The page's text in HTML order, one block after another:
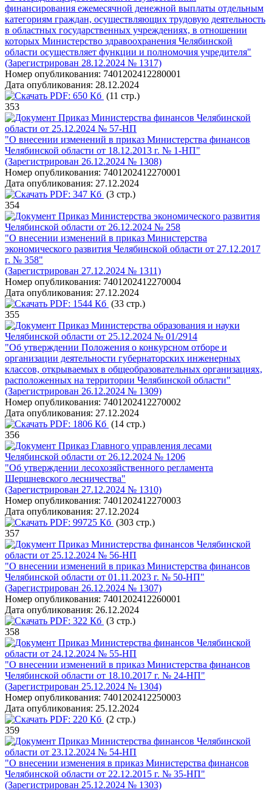
финансирования ежемесячной денежной выплаты отдельным
категориям граждан, осуществляющих трудовую деятельность
в областных государственных учреждениях, в отношении
которых Министерство здравоохранения Челябинской
области осуществляет функции и полномочия учредителя"
(Зарегистрирован 28.12.2024 № 1317)
Номер опубликования: 7401202412280001
Дата опубликования: 28.12.2024
PDF: 650 Кб (11 стр.)
353
Приказ Министерства финансов Челябинской
области от 25.12.2024 № 57-НП
"О внесении изменений в приказ Министерства финансов
Челябинской области от 18.12.2013 г. № 1-НП"
(Зарегистрирован 26.12.2024 № 1308)
Номер опубликования: 7401202412270001
Дата опубликования: 27.12.2024
PDF: 347 Кб (3 стр.)
354
Приказ Министерства экономического развития
Челябинской области от 26.12.2024 № 258
"О внесении изменений в приказ Министерства
экономического развития Челябинской области от 27.12.2017
г. № 358"
(Зарегистрирован 27.12.2024 № 1311)
Номер опубликования: 7401202412270004
Дата опубликования: 27.12.2024
PDF: 1544 Кб (33 стр.)
355
Приказ Министерства образования и науки
Челябинской области от 25.12.2024 № 01/2914
"Об утверждении Положения о конкурсном отборе и
организации деятельности губернаторских инженерных
классов, открываемых в общеобразовательных организациях,
расположенных на территории Челябинской области"
(Зарегистрирован 26.12.2024 № 1309)
Номер опубликования: 7401202412270002
Дата опубликования: 27.12.2024
PDF: 1806 Кб (14 стр.)
356
Приказ Главного управления лесами
Челябинской области от 26.12.2024 № 1206
"Об утверждении лесохозяйственного регламента
Шершневского лесничества"
(Зарегистрирован 27.12.2024 № 1310)
Номер опубликования: 7401202412270003
Дата опубликования: 27.12.2024
PDF: 99725 Кб (303 стр.)
357
Приказ Министерства финансов Челябинской
области от 25.12.2024 № 56-НП
"О внесении изменений в приказ Министерства финансов
Челябинской области от 01.11.2023 г. № 50-НП"
(Зарегистрирован 26.12.2024 № 1307)
Номер опубликования: 7401202412260001
Дата опубликования: 26.12.2024
PDF: 322 Кб (3 стр.)
358
Приказ Министерства финансов Челябинской
области от 24.12.2024 № 55-НП
"О внесении изменений в приказ Министерства финансов
Челябинской области от 18.10.2017 г. № 24-НП"
(Зарегистрирован 25.12.2024 № 1304)
Номер опубликования: 7401202412250003
Дата опубликования: 25.12.2024
PDF: 220 Кб (2 стр.)
359
Приказ Министерства финансов Челябинской
области от 23.12.2024 № 54-НП
"О внесении изменения в приказ Министерства финансов
Челябинской области от 22.12.2015 г. № 35-НП"
(Зарегистрирован 25.12.2024 № 1303)